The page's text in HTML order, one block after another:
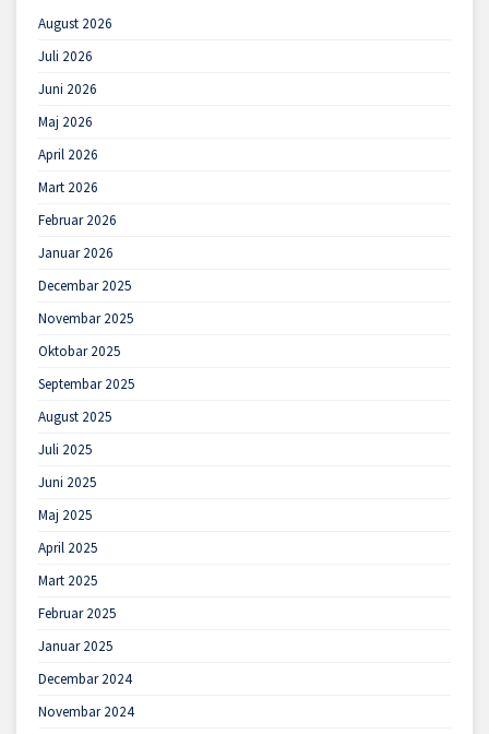
August 2026
Juli 2026
Juni 2026
Maj 2026
April 2026
Mart 2026
Februar 2026
Januar 2026
Decembar 2025
Novembar 2025
Oktobar 2025
Septembar 2025
August 2025
Juli 2025
Juni 2025
Maj 2025
April 2025
Mart 2025
Februar 2025
Januar 2025
Decembar 2024
Novembar 2024